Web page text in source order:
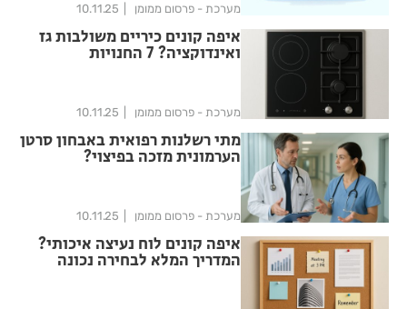
מערכת - פרסום ממומן 10.11.25
איפה קונים כיריים משולבות גז
ואינדוקציה? 7 החנויות
מערכת - פרסום ממומן 10.11.25
מתי רשלנות רפואית באבחון סרטן
הערמונית מזכה בפיצוי?
מערכת - פרסום ממומן 10.11.25
איפה קונים לוח נעיצה איכותי?
המדריך המלא לבחירה נכונה